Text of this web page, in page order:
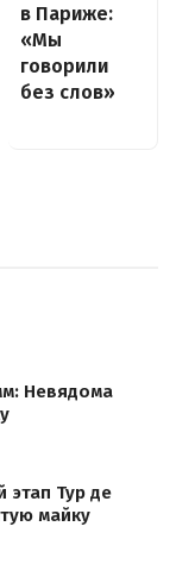
в Париже:
«Мы
говорили
без слов»
Невядома
этап Тур де
майку